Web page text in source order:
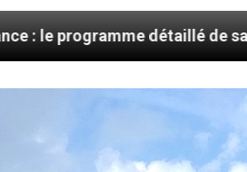
détaillé de sa visite en